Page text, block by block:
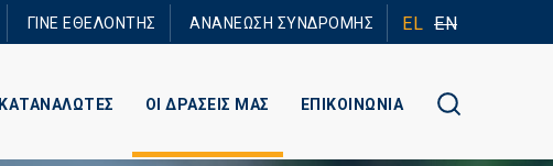
ΓΙΝΕ ΕΘΕΛΟΝΤΗΣ ΑΝΑΝΕΩΣΗ ΣΥΝΔΡΟΜΗΣ EL EN
ΚΑΤΑΝΑΛΩΤΕΣ ΟΙ ΔΡΑΣΕΙΣ ΜΑΣ ΕΠΙΚΟΙΝΩΝΙΑ